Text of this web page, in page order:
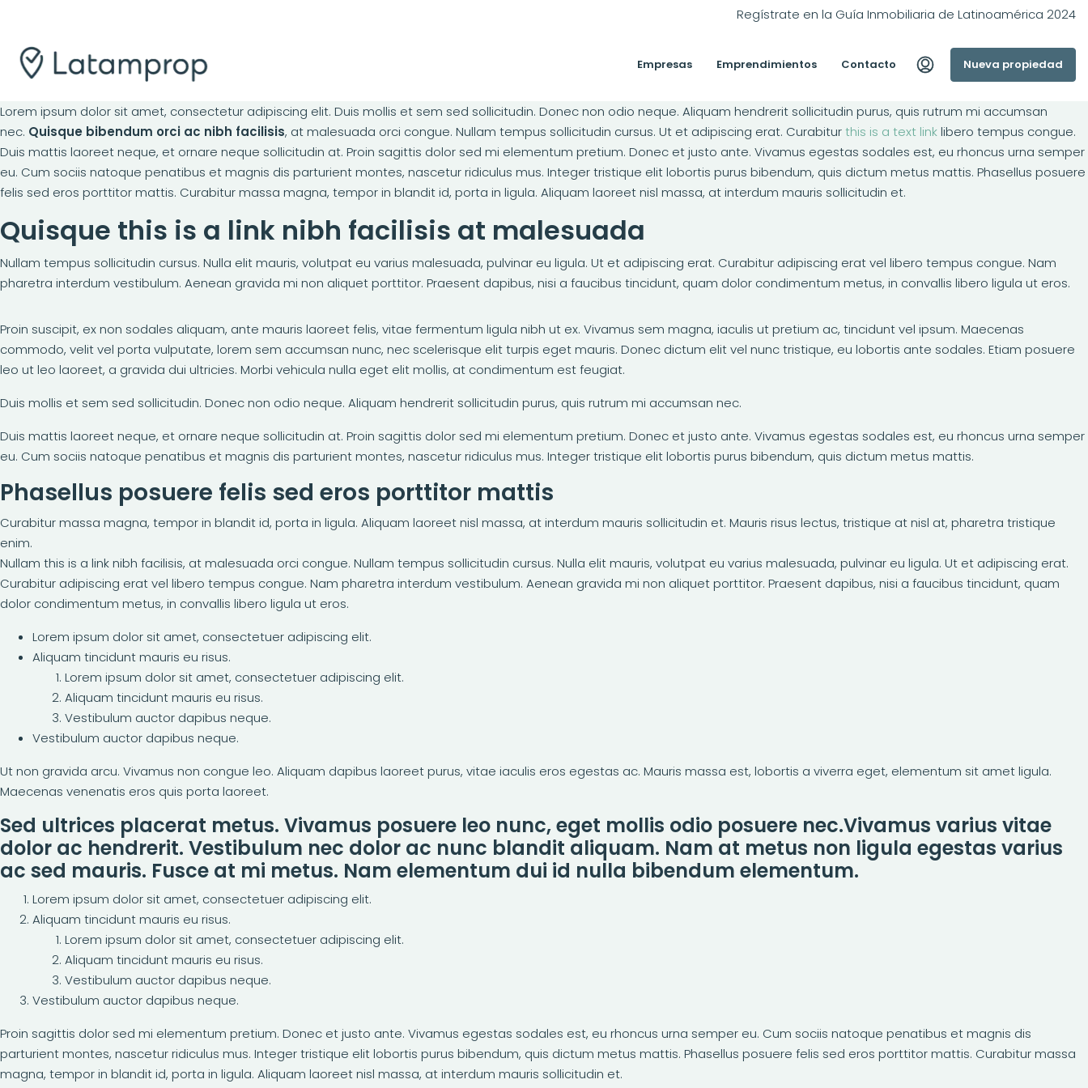
Regístrate en la Guía Inmobiliaria de Latinoamérica 2024
Empresas Emprendimientos Contacto Nueva propiedad
Lorem ipsum dolor sit amet, consectetur adipiscing elit. Duis mollis et sem sed sollicitudin. Donec non odio neque. Aliquam hendrerit sollicitudin purus, quis rutrum mi accumsan
nec. Quisque bibendum orci ac nibh facilisis, at malesuada orci congue. Nullam tempus sollicitudin cursus. Ut et adipiscing erat. Curabiturthis is a text linklibero tempus congue.
Duis mattis laoreet neque, et ornare neque sollicitudin at. Proin sagittis dolor sed mi elementum pretium. Donec et justo ante. Vivamus egestas sodales est, eu rhoncus urna semper
eu. Cum sociis natoque penatibus et magnis dis parturient montes, nascetur ridiculus mus. Integer tristique elit lobortis purus bibendum, quis dictum metus mattis. Phasellus posuere
felis sed eros porttitor mattis. Curabitur massa magna, tempor in blandit id, porta in ligula. Aliquam laoreet nisl massa, at interdum mauris sollicitudin et.
Quisque this is a link nibh facilisis at malesuada
Nullam tempus sollicitudin cursus. Nulla elit mauris, volutpat eu varius malesuada, pulvinar eu ligula. Ut et adipiscing erat. Curabitur adipiscing erat vel libero tempus congue. Nam
pharetra interdum vestibulum. Aenean gravida mi non aliquet porttitor. Praesent dapibus, nisi a faucibus tincidunt, quam dolor condimentum metus, in convallis libero ligula ut eros.
Proin suscipit, ex non sodales aliquam, ante mauris laoreet felis, vitae fermentum ligula nibh ut ex. Vivamus sem magna, iaculis ut pretium ac, tincidunt vel ipsum. Maecenas
commodo, velit vel porta vulputate, lorem sem accumsan nunc, nec scelerisque elit turpis eget mauris. Donec dictum elit vel nunc tristique, eu lobortis ante sodales. Etiam posuere
leo ut leo laoreet, a gravida dui ultricies. Morbi vehicula nulla eget elit mollis, at condimentum est feugiat.
Duis mollis et sem sed sollicitudin. Donec non odio neque. Aliquam hendrerit sollicitudin purus, quis rutrum mi accumsan nec.
Duis mattis laoreet neque, et ornare neque sollicitudin at. Proin sagittis dolor sed mi elementum pretium. Donec et justo ante. Vivamus egestas sodales est, eu rhoncus urna semper
eu. Cum sociis natoque penatibus et magnis dis parturient montes, nascetur ridiculus mus. Integer tristique elit lobortis purus bibendum, quis dictum metus mattis.
Phasellus posuere felis sed eros porttitor mattis
Curabitur massa magna, tempor in blandit id, porta in ligula. Aliquam laoreet nisl massa, at interdum mauris sollicitudin et. Mauris risus lectus, tristique at nisl at, pharetra tristique
enim.
Nullam this is a link nibh facilisis, at malesuada orci congue. Nullam tempus sollicitudin cursus. Nulla elit mauris, volutpat eu varius malesuada, pulvinar eu ligula. Ut et adipiscing erat.
Curabitur adipiscing erat vel libero tempus congue. Nam pharetra interdum vestibulum. Aenean gravida mi non aliquet porttitor. Praesent dapibus, nisi a faucibus tincidunt, quam
dolor condimentum metus, in convallis libero ligula ut eros.
Lorem ipsum dolor sit amet, consectetuer adipiscing elit.
Aliquam tincidunt mauris eu risus.
Lorem ipsum dolor sit amet, consectetuer adipiscing elit.
Aliquam tincidunt mauris eu risus.
Vestibulum auctor dapibus neque.
Vestibulum auctor dapibus neque.
Ut non gravida arcu. Vivamus non congue leo. Aliquam dapibus laoreet purus, vitae iaculis eros egestas ac. Mauris massa est, lobortis a viverra eget, elementum sit amet ligula.
Maecenas venenatis eros quis porta laoreet.
Sed ultrices placerat metus. Vivamus posuere leo nunc, eget mollis odio posuere nec.Vivamus varius vitae
dolor ac hendrerit. Vestibulum nec dolor ac nunc blandit aliquam. Nam at metus non ligula egestas varius
ac sed mauris. Fusce at mi metus. Nam elementum dui id nulla bibendum elementum.
Lorem ipsum dolor sit amet, consectetuer adipiscing elit.
Aliquam tincidunt mauris eu risus.
Lorem ipsum dolor sit amet, consectetuer adipiscing elit.
Aliquam tincidunt mauris eu risus.
Vestibulum auctor dapibus neque.
Vestibulum auctor dapibus neque.
Proin sagittis dolor sed mi elementum pretium. Donec et justo ante. Vivamus egestas sodales est, eu rhoncus urna semper eu. Cum sociis natoque penatibus et magnis dis
parturient montes, nascetur ridiculus mus. Integer tristique elit lobortis purus bibendum, quis dictum metus mattis. Phasellus posuere felis sed eros porttitor mattis. Curabitur massa
magna, tempor in blandit id, porta in ligula. Aliquam laoreet nisl massa, at interdum mauris sollicitudin et.